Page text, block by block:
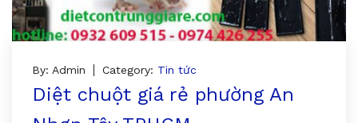
By: Admin Category: Tin tức
Diệt chuột giá rẻ phường An